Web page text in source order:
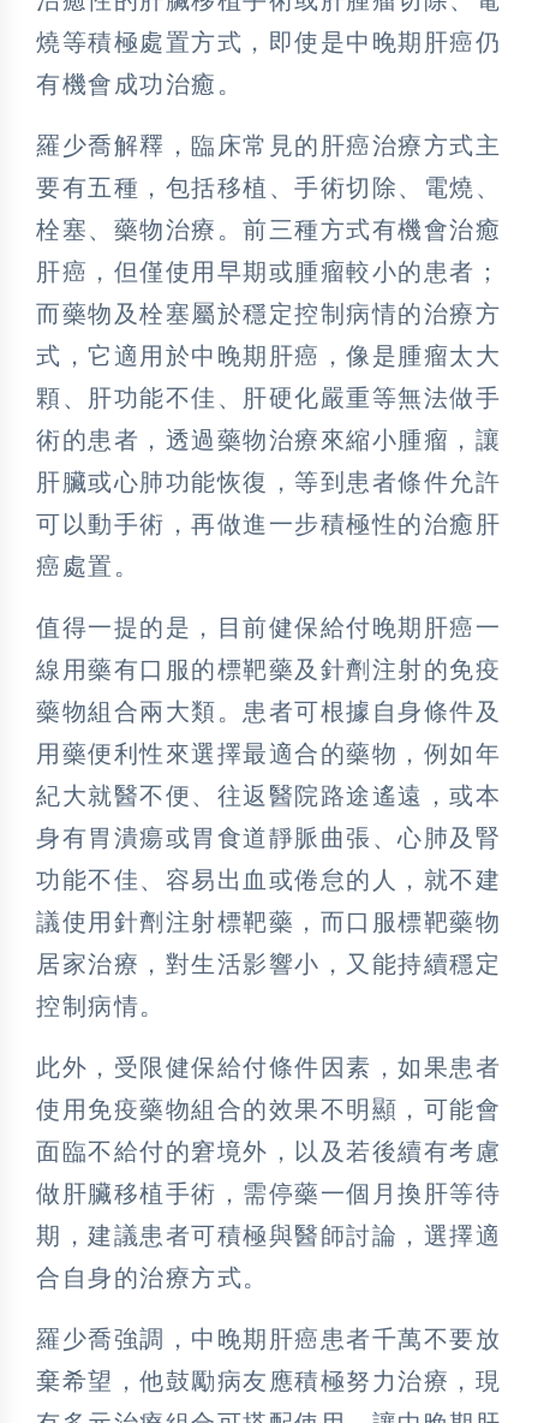
燒等積極處置方式，即使是中晚期肝癌仍
有機會成功治癒。
羅少喬解釋，臨床常見的肝癌治療方式主
要有五種，包括移植、手術切除、電燒、
栓塞、藥物治療。前三種方式有機會治癒
肝癌，但僅使用早期或腫瘤較小的患者；
而藥物及栓塞屬於穩定控制病情的治療方
式，它適用於中晚期肝癌，像是腫瘤太大
顆、肝功能不佳、肝硬化嚴重等無法做手
術的患者，透過藥物治療來縮小腫瘤，讓
肝臟或心肺功能恢復，等到患者條件允許
可以動手術，再做進一步積極性的治癒肝
癌處置。
值得一提的是，目前健保給付晚期肝癌一
線用藥有口服的標靶藥及針劑注射的免疫
藥物組合兩大類。患者可根據自身條件及
用藥便利性來選擇最適合的藥物，例如年
紀大就醫不便、往返醫院路途遙遠，或本
身有胃潰瘍或胃食道靜脈曲張、心肺及腎
功能不佳、容易出血或倦怠的人，就不建
議使用針劑注射標靶藥，而口服標靶藥物
居家治療，對生活影響小，又能持續穩定
控制病情。
此外，受限健保給付條件因素，如果患者
使用免疫藥物組合的效果不明顯，可能會
面臨不給付的窘境外，以及若後續有考慮
做肝臟移植手術，需停藥一個月換肝等待
期，建議患者可積極與醫師討論，選擇適
合自身的治療方式。
羅少喬強調，中晚期肝癌患者千萬不要放
棄希望，他鼓勵病友應積極努力治療，現